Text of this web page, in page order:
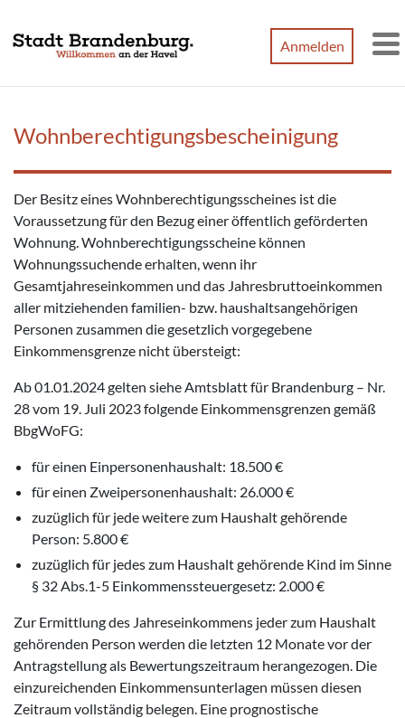
Anmelden
Wohnberechtigungsbescheinigung
Der Besitz eines Wohnberechtigungsscheines ist die
Voraussetzung für den Bezug einer öffentlich geförderten
Wohnung. Wohnberechtigungsscheine können
Wohnungssuchende erhalten, wenn ihr
Gesamtjahreseinkommen und das Jahresbruttoeinkommen
aller mitziehenden familien- bzw. haushaltsangehörigen
Personen zusammen die gesetzlich vorgegebene
Einkommensgrenze nicht übersteigt:
Ab 01.01.2024 gelten siehe Amtsblatt für Brandenburg – Nr.
28 vom 19. Juli 2023 folgende Einkommensgrenzen gemäß
BbgWoFG:
für einen Einpersonenhaushalt: 18.500 €
für einen Zweipersonenhaushalt: 26.000 €
zuzüglich für jede weitere zum Haushalt gehörende
Person: 5.800 €
zuzüglich für jedes zum Haushalt gehörende Kind im Sinne
§ 32 Abs.1-5 Einkommenssteuergesetz: 2.000 €
Zur Ermittlung des Jahreseinkommens jeder zum Haushalt
gehörenden Person werden die letzten 12 Monate vor der
Antragstellung als Bewertungszeitraum herangezogen. Die
einzureichenden Einkommensunterlagen müssen diesen
Zeitraum vollständig belegen. Eine prognostische